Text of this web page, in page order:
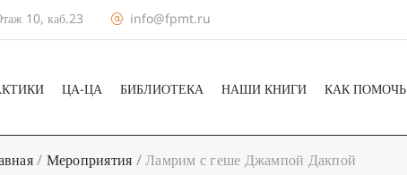
10, каб.23 info@fpmt.ru
ЦА-ЦА БИБЛИОТЕКА НАШИ КНИГИ КАК ПОМОЧЬ
/ Мероприятия /Ламрим с геше Джампой Дакпой